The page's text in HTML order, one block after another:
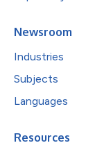
Newsroom
Industries
Subjects
Languages
Resources